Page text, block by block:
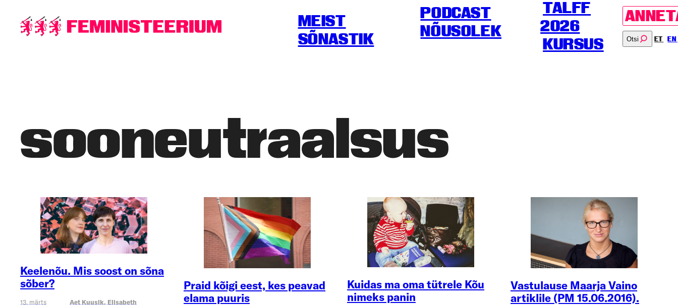
juurde
MEIST
SÕNASTIK
PODCAST
NÕUSOLEK
TALFF
2026
KURSUS
Otsi ET EN
sooneutraalsus
Keelenõu. Mis soost on sõna
sõber?
13. märts
Aet Kuusik, Elisabeth
Praid kõigi eest, kes peavad
elama puuris
Kuidas ma oma tütrele Kõu
nimeks panin
Vastulause Maarja Vaino
artiklile (PM 15.06.2016).